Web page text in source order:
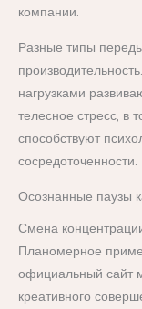
компании.
Разные типы
нагрузками
телесное стресс, в
способствуют
сосредоточенности.
Осознанные паузы
Смена
Планомерное
официальный сайт
креативного